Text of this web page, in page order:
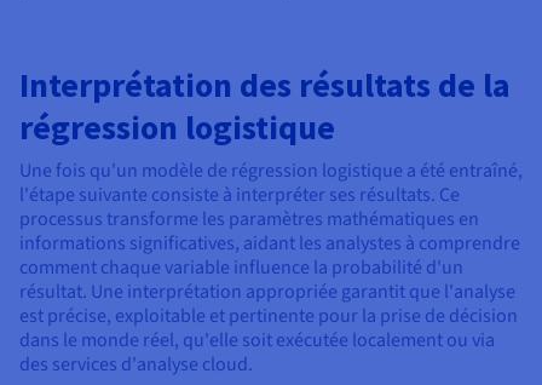
Interprétation des résultats de la
régression logistique
Une fois qu'un modèle de régression logistique a été entraîné,
l'étape suivante consiste à interpréter ses résultats. Ce
processus transforme les paramètres mathématiques en
informations significatives, aidant les analystes à comprendre
comment chaque variable influence la probabilité d'un
résultat. Une interprétation appropriée garantit que l'analyse
est précise, exploitable et pertinente pour la prise de décision
dans le monde réel, qu'elle soit exécutée localement ou via
des services d'analyse cloud.